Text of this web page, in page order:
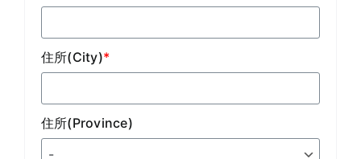
住所(City)*
住所(Province)